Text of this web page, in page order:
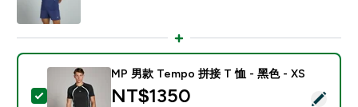
選取此商品 - MP 男款 Tempo 拼接 T 恤 - 黑色 - XS
MP 男款 Tempo 拼接 T 恤 - 黑色 - XS
NT$1350‎